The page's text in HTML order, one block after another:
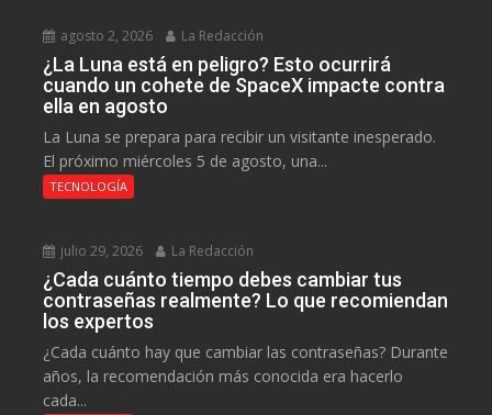
agosto 2, 2026 La Redacción
¿La Luna está en peligro? Esto ocurrirá
cuando un cohete de SpaceX impacte contra
ella en agosto
La Luna se prepara para recibir un visitante inesperado.
El próximo miércoles 5 de agosto, una...
TECNOLOGÍA
julio 29, 2026 La Redacción
¿Cada cuánto tiempo debes cambiar tus
contraseñas realmente? Lo que recomiendan
los expertos
¿Cada cuánto hay que cambiar las contraseñas? Durante
años, la recomendación más conocida era hacerlo
cada...